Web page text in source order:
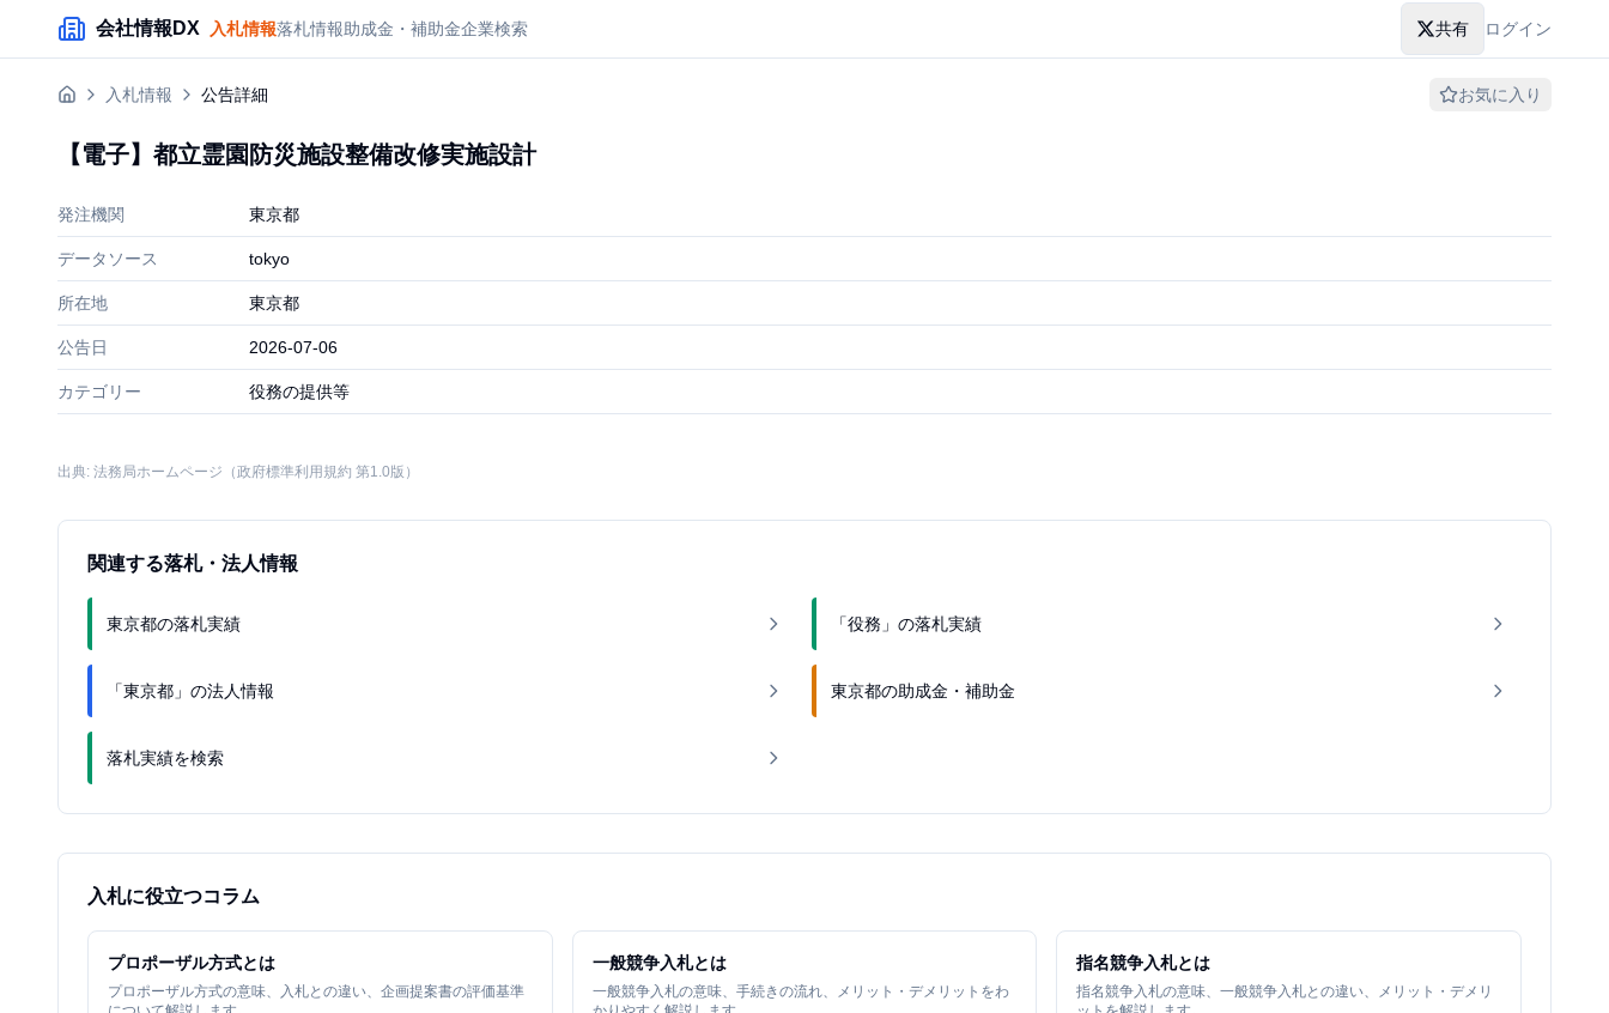
メインコンテンツにスキップ
会社情報DX 入札情報落札情報助成金・補助金企業検索 共有 ログイン
入札情報 公告詳細 お気に入り
【電子】都立霊園防災施設整備改修実施設計
発注機関 東京都
データソース tokyo
所在地 東京都
公告日 2026-07-06
カテゴリー 役務の提供等
出典: 法務局ホームページ（政府標準利用規約 第1.0版）
関連する落札・法人情報
東京都の落札実績 「役務」の落札実績
「東京都」の法人情報 東京都の助成金・補助金
落札実績を検索
入札に役立つコラム
プロポーザル方式とは
プロポーザル方式の意味、入札との違い、企画提案書の評価基準
一般競争入札とは
一般競争入札の意味、手続きの流れ、メリット・デメリットをわ
指名競争入札とは
指名競争入札の意味、一般競争入札との違い、メリット・デメリ